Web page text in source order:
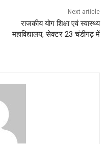
Next article
राजकीय योग शिक्षा एवं स्वास्थ्य
महाविद्यालय, सेक्टर 23 चंडीगढ़ में